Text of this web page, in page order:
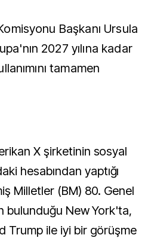
2027 yılına kadar
tamamen
X şirketinin sosyal
hesabından yaptığı
Milletler (BM) 80. Genel
bulunduğu New York'ta,
Trump ile iyi bir görüşme